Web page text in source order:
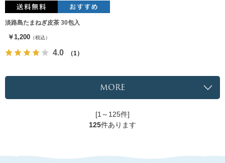
淡路島たまねぎ皮茶 30包入
￥1,200 （税込）
4.0 （1）
MORE
[1～125件]
125件あります